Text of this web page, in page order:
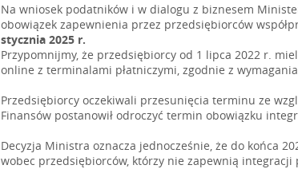
Na wniosek podatników i w dialogu z biznesem
obowiązek zapewnienia przez przedsiębiorców
stycznia 2025 r.
Przypomnijmy, że przedsiębiorcy od 1 lipca 2022 r.
online z terminalami płatniczymi, zgodnie z
Przedsiębiorcy oczekiwali przesunięcia terminu ze
Finansów postanowił odroczyć termin obowiązku
Decyzja Ministra oznacza jednocześnie, że do końca
wobec przedsiębiorców, którzy nie zapewnią